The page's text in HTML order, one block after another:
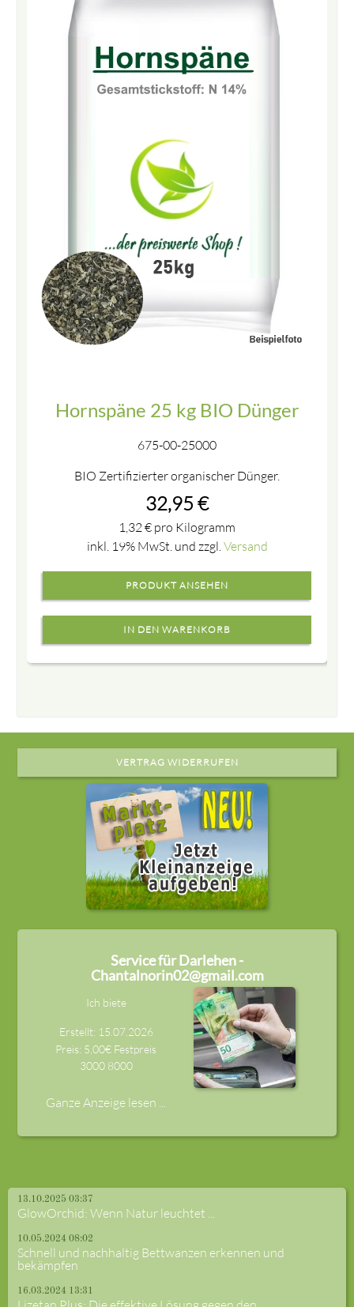
Hornspäne 25 kg BIO Dünger
675-00-25000
BIO Zertifizierter organischer Dünger.
32,95 €
1,32 € pro Kilogramm
inkl. 19% MwSt. und zzgl. Versand
PRODUKT ANSEHEN
VERTRAG WIDERRUFEN
Service für Darlehen -
Chantalnorin02@gmail.com
Ich biete
Erstellt: 15.07.2026
Preis: 5,00€ Festpreis
3000 8000
Ganze Anzeige lesen ...
13.10.2025 03:37
GlowOrchid: Wenn Natur leuchtet ...
10.05.2024 08:02
Schnell und nachhaltig Bettwanzen erkennen und
bekämpfen
16.03.2024 13:31